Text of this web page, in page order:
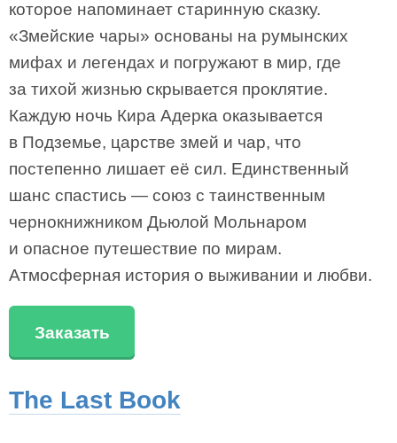
которое напоминает старинную сказку.
«Змейские чары» основаны на румынских
мифах и легендах и погружают в мир, где
за тихой жизнью скрывается проклятие.
Каждую ночь Кира Адерка оказывается
в Подземье, царстве змей и чар, что
постепенно лишает её сил. Единственный
шанс спастись — союз с таинственным
чернокнижником Дьюлой Мольнаром
и опасное путешествие по мирам.
Атмосферная история о выживании и любви.
Заказать
The Last Book